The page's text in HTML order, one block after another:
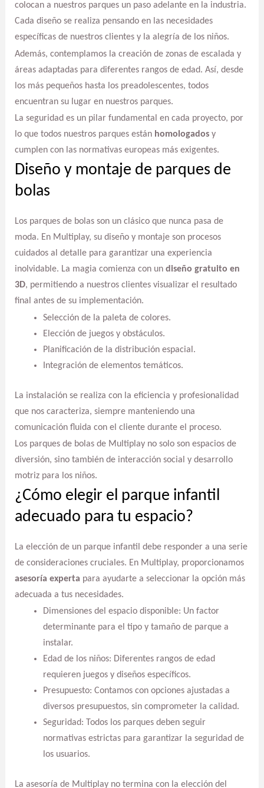
colocan a nuestros parques un paso adelante en la industria.
Cada diseño se realiza pensando en las necesidades
específicas de nuestros clientes y la alegría de los niños.
Además, contemplamos la creación de zonas de escalada y
áreas adaptadas para diferentes rangos de edad. Así, desde
los más pequeños hasta los preadolescentes, todos
encuentran su lugar en nuestros parques.
La seguridad es un pilar fundamental en cada proyecto, por
lo que todos nuestros parques están homologadosy
cumplen con las normativas europeas más exigentes.
Diseño y montaje de parques de
bolas
Los parques de bolas son un clásico que nunca pasa de
moda. En Multiplay, su diseño y montaje son procesos
cuidados al detalle para garantizar una experiencia
inolvidable. La magia comienza con un diseño gratuito en
3D, permitiendo a nuestros clientes visualizar el resultado
final antes de su implementación.
Selección de la paleta de colores.
Elección de juegos y obstáculos.
Planificación de la distribución espacial.
Integración de elementos temáticos.
La instalación se realiza con la eficiencia y profesionalidad
que nos caracteriza, siempre manteniendo una
comunicación fluida con el cliente durante el proceso.
Los parques de bolas de Multiplay no solo son espacios de
diversión, sino también de interacción social y desarrollo
motriz para los niños.
¿Cómo elegir el parque infantil
adecuado para tu espacio?
La elección de un parque infantil debe responder a una serie
de consideraciones cruciales. En Multiplay, proporcionamos
asesoría experta para ayudarte a seleccionar la opción más
adecuada a tus necesidades.
Dimensiones del espacio disponible: Un factor
determinante para el tipo y tamaño de parque a
instalar.
Edad de los niños: Diferentes rangos de edad
requieren juegos y diseños específicos.
Presupuesto: Contamos con opciones ajustadas a
diversos presupuestos, sin comprometer la calidad.
Seguridad: Todos los parques deben seguir
normativas estrictas para garantizar la seguridad de
los usuarios.
La asesoría de Multiplay no termina con la elección del